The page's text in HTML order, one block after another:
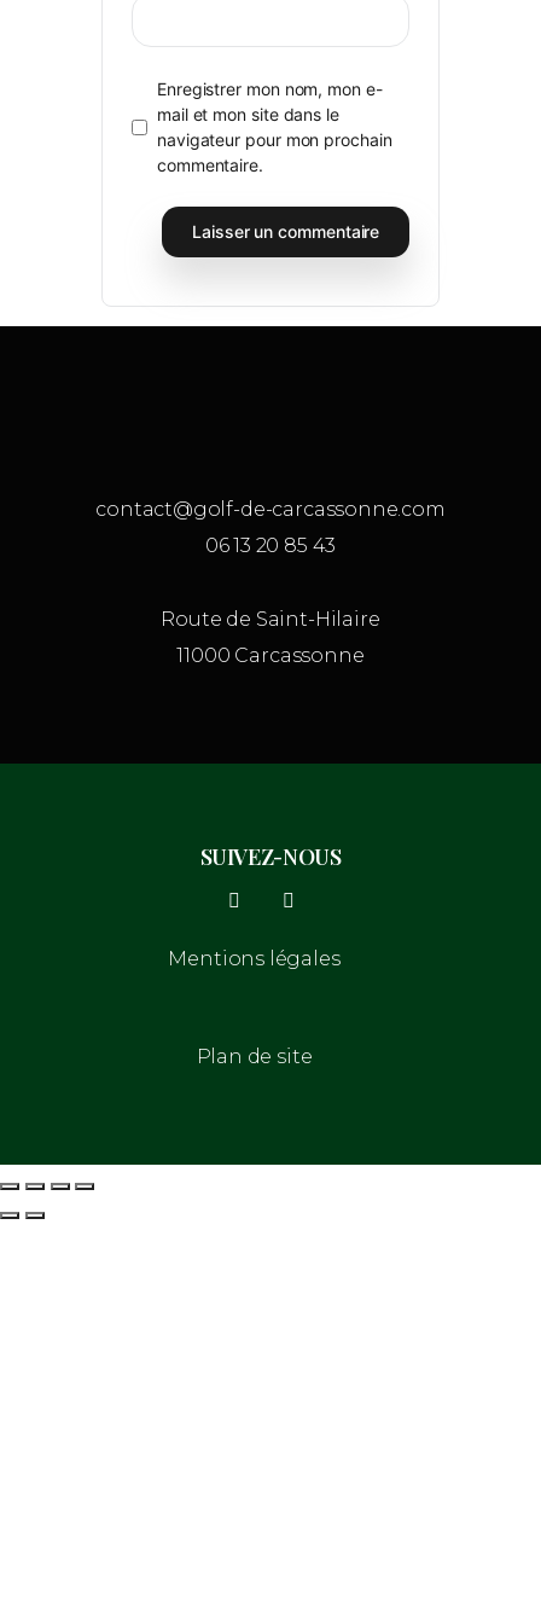
Enregistrer mon nom, mon e-
mail et mon site dans le
navigateur pour mon prochain
commentaire.
contact@golf-de-carcassonne.com
06 13 20 85 43
Route de Saint-Hilaire
11000 Carcassonne
SUIVEZ-NOUS
Mentions légales
Plan de site